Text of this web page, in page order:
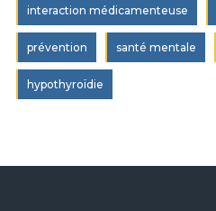
interaction médicamenteuse
prévention santé mentale
hypothyroïdie